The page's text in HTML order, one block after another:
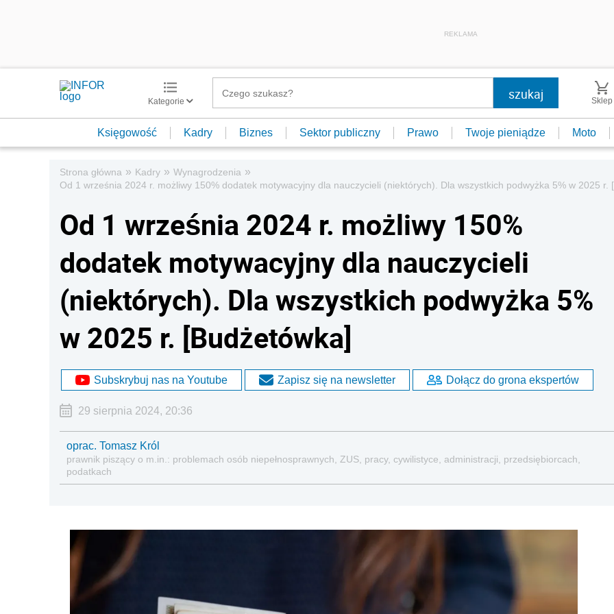
REKLAMA
Kategorie Sklep
Księgowość Kadry Biznes Sektor publiczny Prawo Twoje pieniądze Moto
Strona główna » Kadry » Wynagrodzenia »
Od 1 września 2024 r. możliwy 150% dodatek motywacyjny dla nauczycieli (niektórych). Dla wszystkich podwyżka 5% w 2025 r.
Od 1 września 2024 r. możliwy 150%
dodatek motywacyjny dla nauczycieli
(niektórych). Dla wszystkich podwyżka 5%
w 2025 r. [Budżetówka]
Subskrybuj nas na Youtube Zapisz się na newsletter Dołącz do grona ekspertów
29 sierpnia 2024, 20:36
oprac. Tomasz Król
prawnik piszący o m.in.: problemach osób niepełnosprawnych, ZUS, pracy, cywilistyce, administracji, przedsiębiorcach,
podatkach